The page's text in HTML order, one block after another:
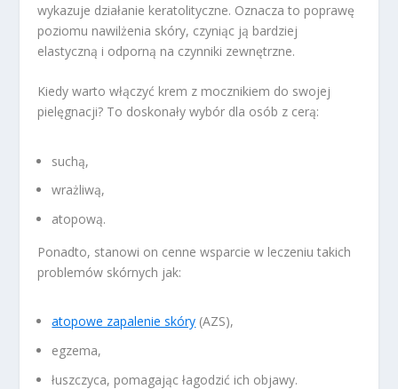
wykazuje działanie keratolityczne. Oznacza to poprawę
poziomu nawilżenia skóry, czyniąc ją bardziej
elastyczną i odporną na czynniki zewnętrzne.
Kiedy warto włączyć krem z mocznikiem do swojej
pielęgnacji? To doskonały wybór dla osób z cerą:
suchą,
wrażliwą,
atopową.
Ponadto, stanowi on cenne wsparcie w leczeniu takich
problemów skórnych jak:
atopowe zapalenie skóry (AZS),
egzema,
łuszczyca, pomagając łagodzić ich objawy.